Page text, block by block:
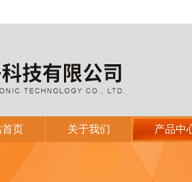
首页 关于我们 产品中